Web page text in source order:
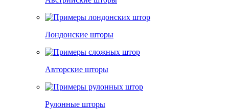
Лондонские шторы
Авторские шторы
Рулонные шторы